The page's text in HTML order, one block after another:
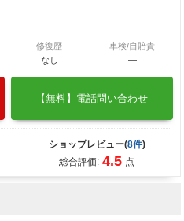
修復歴
なし
車検/自賠責
―
【無料】電話問い合わせ
ショップレビュー(8件)
総合評価: 4.5 点